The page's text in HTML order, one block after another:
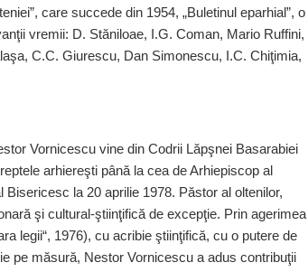
care succede din 1954, „Buletinul eparhial”, o
vremii: D. Stăniloae, I.G. Coman, Mario Ruffini,
C.C. Giurescu, Dan Simonescu, I.C. Chiţimia,
Vornicescu vine din Codrii Lăpşnei Basarabiei
arhiereşti până la cea de Arhiepiscop al
la 20 aprilie 1978. Păstor al oltenilor,
şi cultural-ştiinţifică de excepţie. Prin agerimea
legii“, 1976), cu acribie ştiinţifică, cu o putere de
pe măsură, Nestor Vornicescu a adus contribuţii